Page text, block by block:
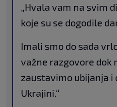
„Hvala vam na svim
koje su se dogodile
Imali smo do sada
važne razgovore dok
zaustavimo ubijanja i
Ukrajini.“